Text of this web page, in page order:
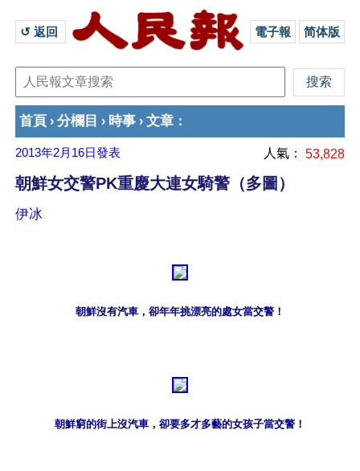
↺ 返回 電子報 简体版
首頁 › 分欄目 › 時事 › 文章 ：
2013年2月16日發表 人氣： 53,828
朝鮮女交警PK重慶大連女騎警（多圖）
伊冰
朝鮮沒有汽車，卻年年挑漂亮的處女當交警！
朝鮮窮的街上沒汽車，卻要多才多藝的女孩子當交警！